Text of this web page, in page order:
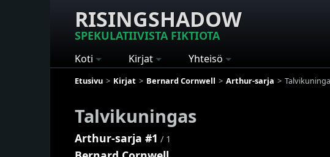
RISINGSHADOW
SPEKULATIIVISTA FIKTIOTA
Koti Kirjat Yhteisö
Etusivu Kirjat Bernard Cornwell Arthur-sarja
Talvikuningas
Arthur-sarja #1 / 1